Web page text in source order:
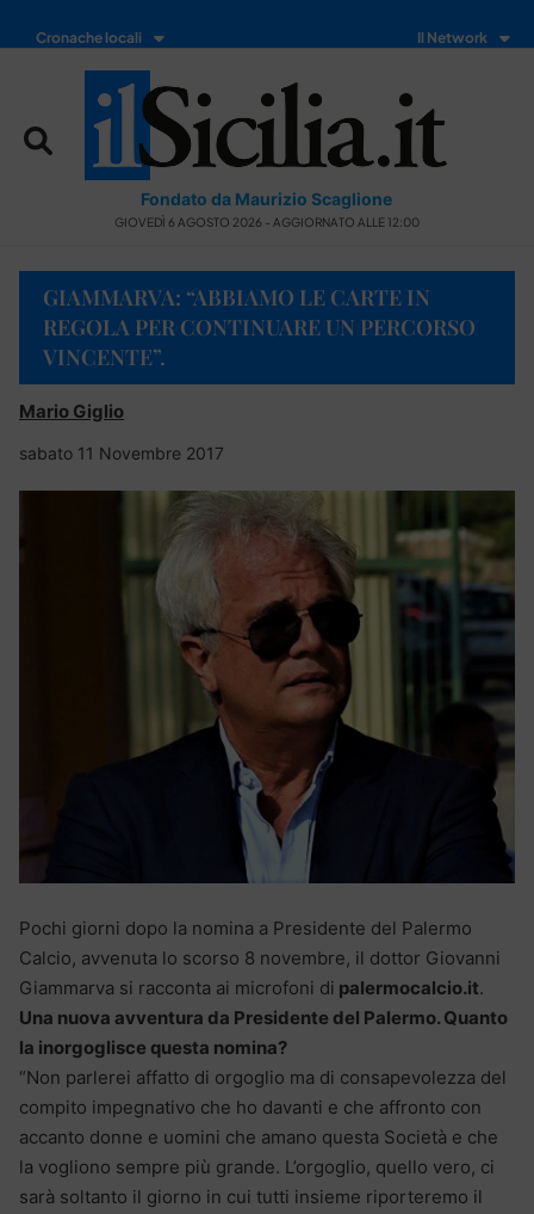
Cronache locali Il Network
Fondato da Maurizio Scaglione
GIOVEDÌ 6 AGOSTO 2026 - AGGIORNATO ALLE 12:00
GIAMMARVA: “ABBIAMO LE CARTE IN
REGOLA PER CONTINUARE UN PERCORSO
VINCENTE”.
Mario Giglio
sabato 11 Novembre 2017
Pochi giorni dopo la nomina a Presidente del Palermo
Calcio, avvenuta lo scorso 8 novembre, il dottor Giovanni
Giammarva si racconta ai microfoni di palermocalcio.it.
Una nuova avventura da Presidente del Palermo. Quanto
la inorgoglisce questa nomina?
“Non parlerei affatto di orgoglio ma di consapevolezza del
compito impegnativo che ho davanti e che affronto con
accanto donne e uomini che amano questa Società e che
la vogliono sempre più grande. L’orgoglio, quello vero, ci
sarà soltanto il giorno in cui tutti insieme riporteremo il